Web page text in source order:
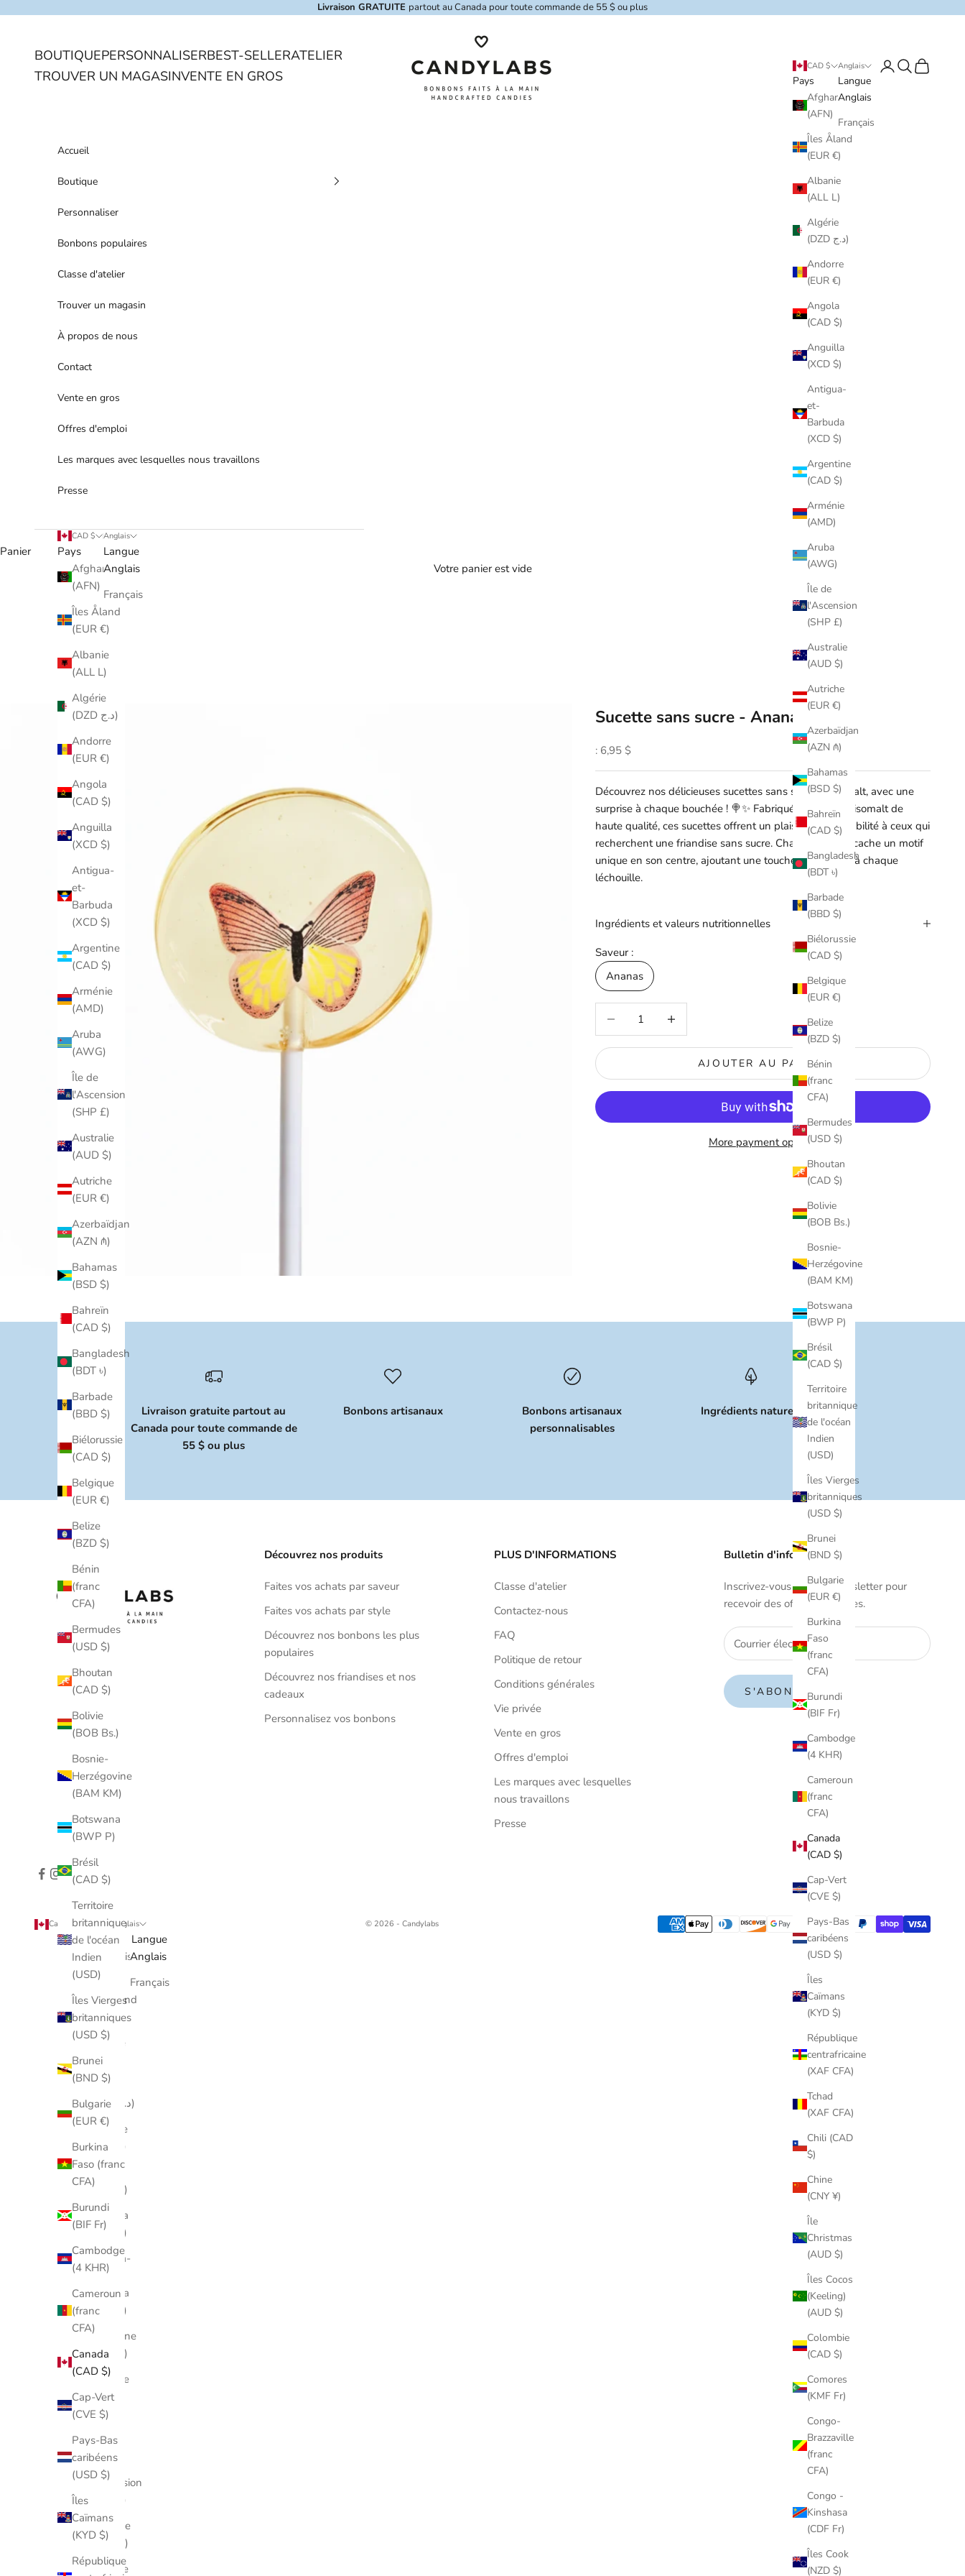
Livraison GRATUITE partout au Canada pour toute commande de 55 $ ou plus
BOUTIQUEPERSONNALISERBEST-SELLERATELIER
TROUVER UN MAGASINVENTE EN GROS
CAD $
Pays
Afghanistan
(AFN)
Îles Åland
(EUR €)
Albanie
(ALL L)
Algérie
(DZD د.ج)
Andorre
(EUR €)
Angola
(CAD $)
Anguilla
(XCD $)
Antigua-
et-
Barbuda
(XCD $)
Argentine
(CAD $)
Arménie
(AMD)
Aruba
(AWG)
Île de
l'Ascension
(SHP £)
Australie
(AUD $)
Autriche
(EUR €)
Azerbaïdjan
(AZN ₼)
Bahamas
(BSD $)
Bahreïn
(CAD $)
Bangladesh
(BDT ৳)
Barbade
(BBD $)
Biélorussie
(CAD $)
Belgique
(EUR €)
Belize
(BZD $)
Bénin
(franc
CFA)
Bermudes
(USD $)
Bhoutan
(CAD $)
Bolivie
(BOB Bs.)
Bosnie-
Herzégovine
(BAM KM)
Botswana
(BWP P)
Brésil
(CAD $)
Territoire
britannique
de l'océan
Indien
(USD)
Îles Vierges
britanniques
(USD $)
Brunei
(BND $)
Bulgarie
(EUR €)
Burkina
Faso
(franc
CFA)
Burundi
(BIF Fr)
Cambodge
(4 KHR)
Cameroun
(franc
CFA)
Canada
(CAD $)
Cap-Vert
(CVE $)
Pays-Bas
caribéens
(USD $)
Îles
Caïmans
(KYD $)
République
centrafricaine
(XAF CFA)
Tchad
(XAF CFA)
Chili (CAD
$)
Chine
(CNY ¥)
Île
Christmas
(AUD $)
Îles Cocos
(Keeling)
(AUD $)
Colombie
(CAD $)
Comores
(KMF Fr)
Congo-
Brazzaville
(franc
CFA)
Congo -
Kinshasa
(CDF Fr)
Îles Cook
(NZD $)
Anglais
Langue
Anglais
Français
Connexion
Recherchez
Panier
Accueil
Boutique
Personnaliser
Bonbons populaires
Classe d'atelier
Trouver un magasin
À propos de nous
Contact
Vente en gros
Offres d'emploi
Les marques avec lesquelles nous travaillons
Presse
CAD $
Pays
Afghanistan
(AFN)
Îles Åland
(EUR €)
Albanie
(ALL L)
Algérie
(DZD د.ج)
Andorre
(EUR €)
Angola
(CAD $)
Anguilla
(XCD $)
Antigua-
et-
Barbuda
(XCD $)
Argentine
(CAD $)
Arménie
(AMD)
Aruba
(AWG)
Île de
l'Ascension
(SHP £)
Australie
(AUD $)
Autriche
(EUR €)
Azerbaïdjan
(AZN ₼)
Bahamas
(BSD $)
Bahreïn
(CAD $)
Bangladesh
(BDT ৳)
Barbade
(BBD $)
Biélorussie
(CAD $)
Belgique
(EUR €)
Belize
(BZD $)
Bénin
(franc
CFA)
Bermudes
(USD $)
Bhoutan
(CAD $)
Bolivie
(BOB Bs.)
Bosnie-
Herzégovine
(BAM KM)
Botswana
(BWP P)
Brésil
(CAD $)
Territoire
britannique
de l'océan
Indien
(USD)
Îles Vierges
britanniques
(USD $)
Brunei
(BND $)
Bulgarie
(EUR €)
Burkina
Faso (franc
CFA)
Burundi
(BIF Fr)
Cambodge
(4 KHR)
Cameroun
(franc
CFA)
Canada
(CAD $)
Cap-Vert
(CVE $)
Pays-Bas
caribéens
(USD $)
Îles
Caïmans
(KYD $)
République
Anglais
Langue
Anglais
Français
Panier
Votre panier est vide
Sucette sans sucre - Ananas
Prix soldé
: 6,95 $
Découvrez nos délicieuses sucettes sans sucre à l'isomalt, avec une
surprise à chaque bouchée ! 🍭✨ Fabriquées à partir d'isomalt de
haute qualité, ces sucettes offrent un plaisir sans culpabilité à ceux qui
recherchent une friandise sans sucre. Chaque sucette cache un motif
unique en son centre, ajoutant une touche de surprise à chaque
léchouille.
Ingrédients et valeurs nutritionnelles
Saveur :
Ananas
Réduire la quantité
AJOUTER AU PANIER
More payment options
Livraison gratuite partout au
Canada pour toute commande de
55 $ ou plus
Bonbons artisanaux
Bonbons artisanaux
personnalisables
Ingrédients naturels
Découvrez nos produits
Faites vos achats par saveur
Faites vos achats par style
Découvrez nos bonbons les plus
populaires
Découvrez nos friandises et nos
cadeaux
Personnalisez vos bonbons
PLUS D'INFORMATIONS
Classe d'atelier
Contactez-nous
FAQ
Politique de retour
Conditions générales
Vie privée
Vente en gros
Offres d'emploi
Les marques avec lesquelles
nous travaillons
Presse
Bulletin d'information
Inscrivez-vous à notre newsletter pour
recevoir des offres exclusives.
S'ABONNER
Canada (CAD $)
Pays
Afghanistan
(AFN)
Îles Åland
(EUR €)
Albanie
(ALL L)
Algérie
(DZD د.ج)
Andorre
(EUR €)
Angola
(CAD $)
Anguilla
(XCD $)
Antigua-
et-
Barbuda
(XCD $)
Argentine
(CAD $)
Arménie
(AMD)
Aruba
(AWG)
Île de
l'Ascension
(SHP £)
Australie
(AUD $)
Autriche
Anglais
Langue
Anglais
Français
© 2026 - Candylabs